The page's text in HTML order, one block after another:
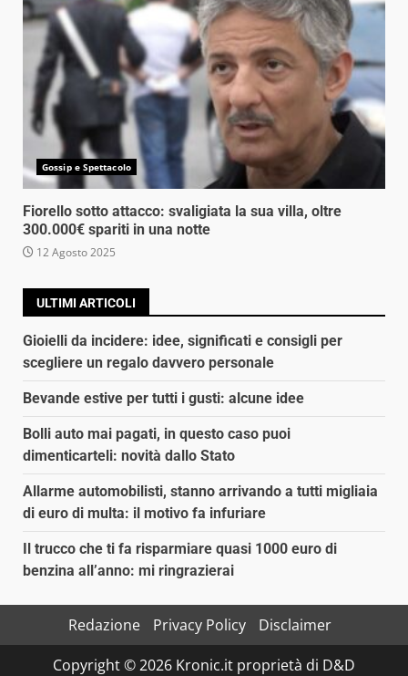
Gossip e Spettacolo
Fiorello sotto attacco: svaligiata la sua villa, oltre
300.000€ spariti in una notte
12 Agosto 2025
ULTIMI ARTICOLI
Gioielli da incidere: idee, significati e consigli per
scegliere un regalo davvero personale
Bevande estive per tutti i gusti: alcune idee
Bolli auto mai pagati, in questo caso puoi
dimenticarteli: novità dallo Stato
Allarme automobilisti, stanno arrivando a tutti migliaia
di euro di multa: il motivo fa infuriare
Il trucco che ti fa risparmiare quasi 1000 euro di
benzina all’anno: mi ringrazierai
Redazione Privacy Policy
Disclaimer
Copyright © 2026 Kronic.it proprietà di D&D